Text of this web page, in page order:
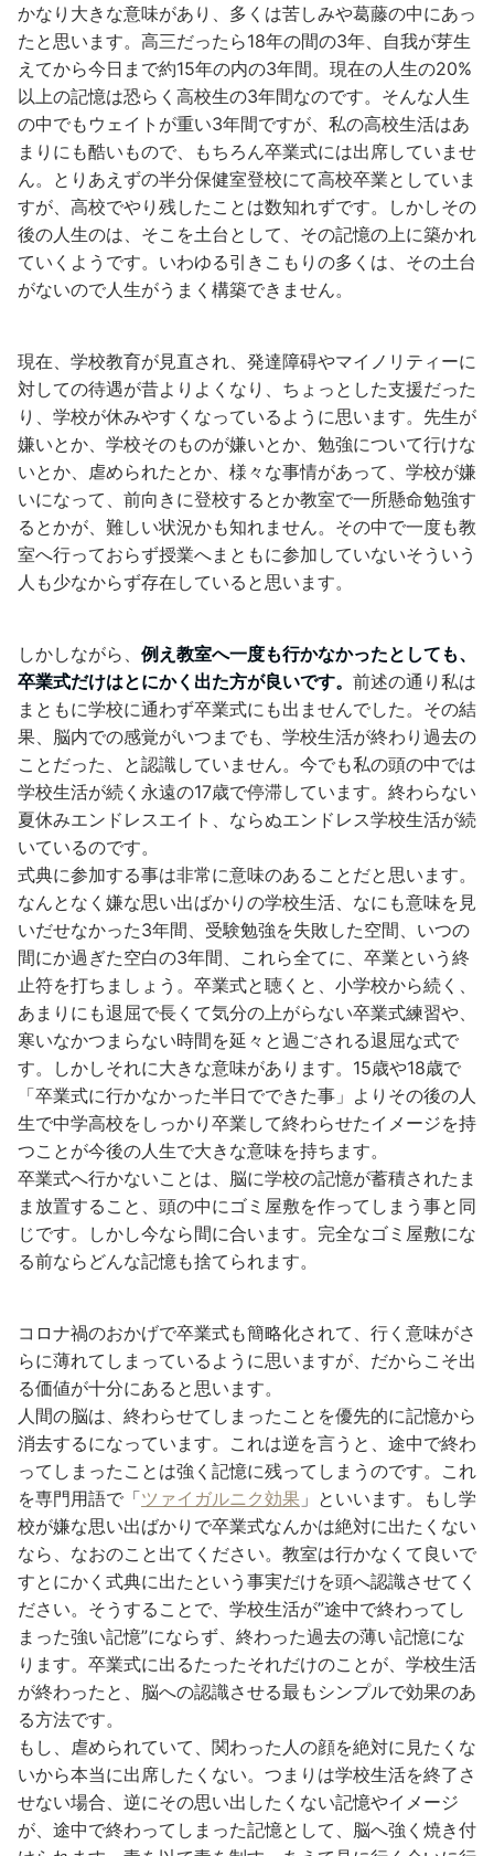
かなり大きな意味があり、多くは苦しみや葛藤の中にあっ
たと思います。高三だったら18年の間の3年、自我が芽生
えてから今日まで約15年の内の3年間。現在の人生の20%
以上の記憶は恐らく高校生の3年間なのです。そんな人生
の中でもウェイトが重い3年間ですが、私の高校生活はあ
まりにも酷いもので、もちろん卒業式には出席していませ
ん。とりあえずの半分保健室登校にて高校卒業としていま
すが、高校でやり残したことは数知れずです。しかしその
後の人生のは、そこを土台として、その記憶の上に築かれ
ていくようです。いわゆる引きこもりの多くは、その土台
がないので人生がうまく構築できません。
現在、学校教育が見直され、発達障碍やマイノリティーに
対しての待遇が昔よりよくなり、ちょっとした支援だった
り、学校が休みやすくなっているように思います。先生が
嫌いとか、学校そのものが嫌いとか、勉強について行けな
いとか、虐められたとか、様々な事情があって、学校が嫌
いになって、前向きに登校するとか教室で一所懸命勉強す
るとかが、難しい状況かも知れません。その中で一度も教
室へ行っておらず授業へまともに参加していないそういう
人も少なからず存在していると思います。
しかしながら、 例え教室へ一度も行かなかったとしても、
卒業式だけはとにかく出た方が良いです。 前述の通り私は
まともに学校に通わず卒業式にも出ませんでした。その結
果、脳内での感覚がいつまでも、学校生活が終わり過去の
ことだった、と認識していません。今でも私の頭の中では
学校生活が続く永遠の17歳で停滞しています。終わらない
夏休みエンドレスエイト、ならぬエンドレス学校生活が続
いているのです。
式典に参加する事は非常に意味のあることだと思います。
なんとなく嫌な思い出ばかりの学校生活、なにも意味を見
いだせなかった3年間、受験勉強を失敗した空間、いつの
間にか過ぎた空白の3年間、これら全てに、卒業という終
止符を打ちましょう。卒業式と聴くと、小学校から続く、
あまりにも退屈で長くて気分の上がらない卒業式練習や、
寒いなかつまらない時間を延々と過ごされる退屈な式で
す。しかしそれに大きな意味があります。15歳や18歳で
「卒業式に行かなかった半日でできた事」よりその後の人
生で中学高校をしっかり卒業して終わらせたイメージを持
つことが今後の人生で大きな意味を持ちます。
卒業式へ行かないことは、脳に学校の記憶が蓄積されたま
ま放置すること、頭の中にゴミ屋敷を作ってしまう事と同
じです。しかし今なら間に合います。完全なゴミ屋敷にな
る前ならどんな記憶も捨てられます。
コロナ禍のおかげで卒業式も簡略化されて、行く意味がさ
らに薄れてしまっているように思いますが、だからこそ出
る価値が十分にあると思います。
人間の脳は、終わらせてしまったことを優先的に記憶から
消去するになっています。これは逆を言うと、途中で終わ
ってしまったことは強く記憶に残ってしまうのです。これ
を専門用語で「ツァイガルニク効果 」といいます。もし学
校が嫌な思い出ばかりで卒業式なんかは絶対に出たくない
なら、なおのこと出てください。教室は行かなくて良いで
すとにかく式典に出たという事実だけを頭へ認識させてく
ださい。そうすることで、学校生活が”途中で終わってし
まった強い記憶”にならず、終わった過去の薄い記憶にな
ります。卒業式に出るたったそれだけのことが、学校生活
が終わったと、脳への認識させる最もシンプルで効果のあ
る方法です。
もし、虐められていて、関わった人の顔を絶対に見たくな
いから本当に出席したくない。つまりは学校生活を終了さ
せない場合、逆にその思い出したくない記憶やイメージ
が、途中で終わってしまった記憶として、脳へ強く焼き付